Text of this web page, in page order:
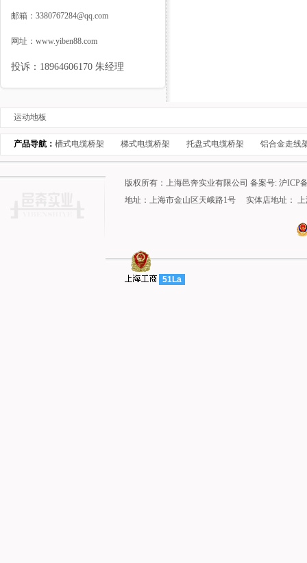
邮箱： 3380767284@qq.com
网址： www.yiben88.com
投诉：18964606170 朱经理
运动地板
产品导航： 槽式电缆桥架 梯式电缆桥架 托盘式电缆桥架 铝合金走线
版权所有：上海邑奔实业有限公司 备案号: 沪ICP
地址：上海市金山区天峨路1号 实体店地址： 上
51La